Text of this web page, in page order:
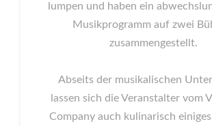
lumpen und haben ein
Musikprogramm auf zwei
zusammengestellt.
Abseits der musikalischen
lassen sich die Veranstalter vom
Company auch kulinarisch